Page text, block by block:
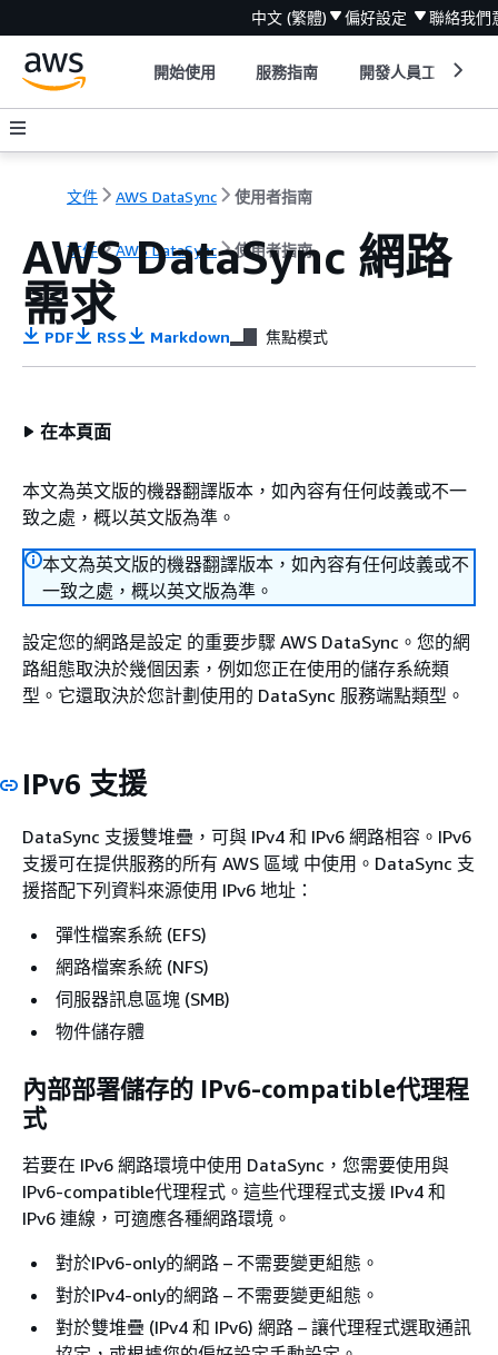
中文 (繁體) 偏好設定 聯絡我們
開始使用 服務指南 開發人員工具
文件 AWS DataSync 使用者指南
文件 AWS DataSync 使用者指南
AWS DataSync 網路
需求
PDF RSS Markdown 焦點模式
在本頁面
本文為英文版的機器翻譯版本，如內容有任何歧義或不一
致之處，概以英文版為準。
本文為英文版的機器翻譯版本，如內容有任何歧義或不
一致之處，概以英文版為準。
設定您的網路是設定 的重要步驟 AWS DataSync。您的網
路組態取決於幾個因素，例如您正在使用的儲存系統類
型。它還取決於您計劃使用的 DataSync 服務端點類型。
IPv6 支援
DataSync 支援雙堆疊，可與 IPv4 和 IPv6 網路相容。IPv6
支援可在提供服務的所有 AWS 區域 中使用。DataSync 支
援搭配下列資料來源使用 IPv6 地址：
彈性檔案系統 (EFS)
網路檔案系統 (NFS)
伺服器訊息區塊 (SMB)
物件儲存體
內部部署儲存的 IPv6-compatible代理程
式
若要在 IPv6 網路環境中使用 DataSync，您需要使用與
IPv6-compatible代理程式。這些代理程式支援 IPv4 和
IPv6 連線，可適應各種網路環境。
對於IPv6-only的網路 – 不需要變更組態。
對於IPv4-only的網路 – 不需要變更組態。
對於雙堆疊 (IPv4 和 IPv6) 網路 – 讓代理程式選取通訊